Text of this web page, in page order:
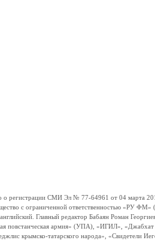
СМИ Эл № 77-64961 от 04 марта
с ограниченной ответственностью «РУ
Главный редактор Бабаян Роман
повстанческая армия» (УПА), «ИГИЛ»,
крымско-татарского народа», «Свидетели